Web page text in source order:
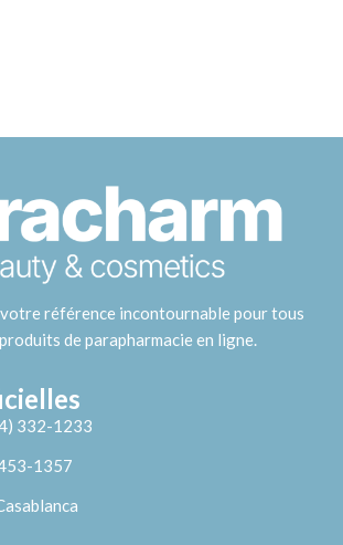
votre référence incontournable pour tous
de parapharmacie en ligne.
332-1233
1357